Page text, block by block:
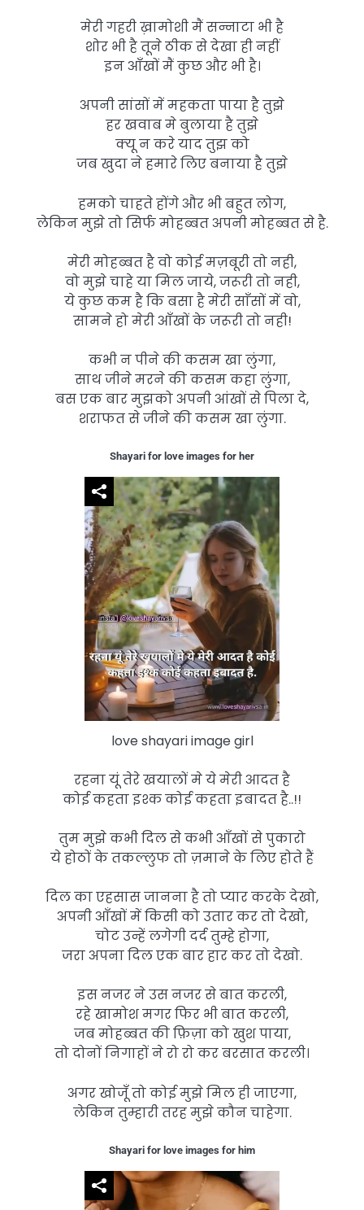
मेरी गहरी ख़ामोशी मैं सन्नाटा भी है
शोर भी है तूने ठीक से देखा ही नहीं
इन आँखों मैं कुछ और भी है।
अपनी सांसों में महकता पाया है तुझे
हर खवाब मे बुलाया है तुझे
क्यू न करे याद तुझ को
जब खुदा ने हमारे लिए बनाया है तुझे
हमको चाहते होंगे और भी बहुत लोग,
लेकिन मुझे तो सिर्फ मोहब्बत अपनी मोहब्बत से है.
मेरी मोहब्बत है वो कोई मज़बूरी तो नही,
वो मुझे चाहे या मिल जाये, जरूरी तो नही,
ये कुछ कम है कि बसा है मेरी साँसों में वो,
सामने हो मेरी आँखों के जरूरी तो नही!
कभी न पीने की कसम खा लुंगा,
साथ जीने मरने की कसम कहा लुंगा,
बस एक बार मुझको अपनी आंखों से पिला दे,
शराफत से जीने की कसम खा लुंगा.
Shayari for love images for her
love shayari image girl
रहना यूं तेरे खयालों मे ये मेरी आदत है
कोई कहता इश्क कोई कहता इबादत है..!!
तुम मुझे कभी दिल से कभी आँखों से पुकारो
ये होठों के तकल्लुफ तो ज़माने के लिए होते हैं
दिल का एहसास जानना है तो प्यार करके देखो,
अपनी आँखों में किसी को उतार कर तो देखो,
चोट उन्हें लगेगी दर्द तुम्हे होगा,
जरा अपना दिल एक बार हार कर तो देखो.
इस नजर ने उस नजर से बात करली,
रहे खामोश मगर फिर भी बात करली,
जब मोहब्बत की फ़िज़ा को खुश पाया,
तो दोनों निगाहों ने रो रो कर बरसात करली।
अगर खोजूँ तो कोई मुझे मिल ही जाएगा,
लेकिन तुम्हारी तरह मुझे कौन चाहेगा.
Shayari for love images for him